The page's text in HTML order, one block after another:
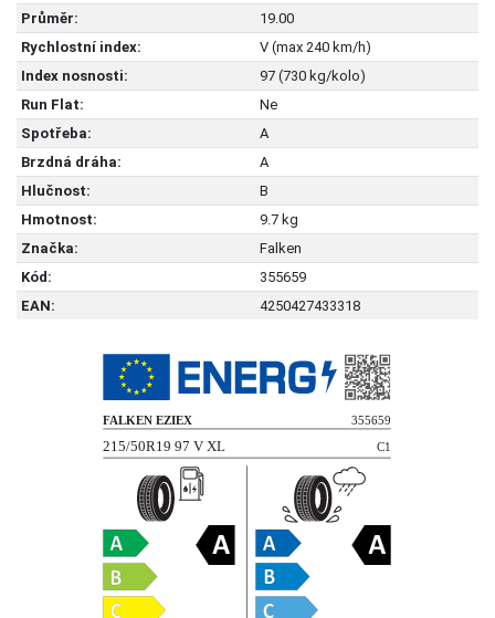
Průměr:
19.00
Rychlostní index:
V (max 240 km/h)
Index nosnosti:
97 (730 kg/kolo)
Run Flat:
Ne
Spotřeba:
A
Brzdná dráha:
A
Hlučnost:
B
Hmotnost:
9.7 kg
Značka:
Falken
Kód:
355659
EAN:
4250427433318